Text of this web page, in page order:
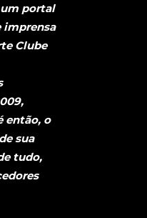
portal
imprensa
Clube
então, o
sua
tudo,